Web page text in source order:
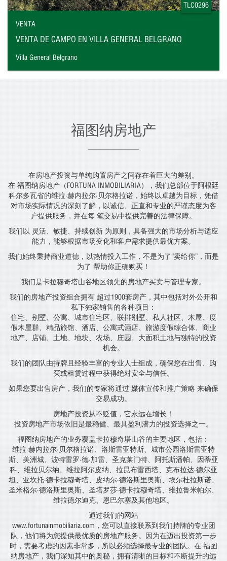
TLC0296
VENTA
VENTA DE CAMPO EN VILLA GENERAL BELGRANO
Villa General Belgrano
福图纳房地产
在房地产投资与单纯购置房产之间存在着巨大的差别。
在 福图纳房地产（FORTUNA INMOBILIARIA），我们总部位于阿根廷
科尔多瓦省的维拉·赫内拉尔·贝尔格拉诺，始终以卓越为目标，凭借
对市场实际情况的深刻了解，以诚信、正直和专业的严谨态度为客
户提供服务，并在每 笔交易中提供完善的法律保障。
我们以 灵活、敏捷、持续创新 为原则，具备强大的市场分析与适应
能力，能够根据市场变化和客户需求提供最优方案。
我们始终秉持商业道德，以热情投入工作，不是为了“卖给你”，而是
为了 帮助你正确购买！
我们是卡拉穆奇塔山谷地区领先的房地产买卖与管理专家。
我们的房地产投资组合拥有 超过1900套房产，其中包括对外公开和
私下独家销售的各种项目：
住宅、别墅、公寓、城市住宅区、联排别墅、私人社区、木屋、度
假木屋群、精品旅馆、酒店、公寓式酒店、旅游度假综合体、商业
地产、店铺、土地、地块、农场、庄园、大面积土地与独特的投资
机会。
我们的团队由持牌且经验丰富的专业人士组成，确保您在出售、购
买或租赁过程中获得绝对安全与信任。
如果您要出售房产，我们的专家将通过 媒体宣传和推广策略 来确保
交易成功。
房地产投资从不贬值，它永远在增长！
投资房地产市场依旧是最稳健、最具盈利潜力的投资选择之一。
福图纳房地产的业务覆盖卡拉穆奇塔山谷的主要地区，包括：
维拉·赫内拉尔·贝尔格拉诺、洛斯雷亚特斯、城市公园洛斯雷亚特
斯、美洲城、波特雷罗·德·加雷、圣克莱门特、阿托斯潘帕、因蒂亚
科、维拉贝尔纳、维拉阿尔皮纳、拉昆布雷西塔、克布拉达·德尔亚
坦、亚坎托·德卡拉穆奇塔、皮纳尔·德洛斯里奥斯、埃尔杜拉斯诺、
圣米格尔·德洛斯里奥斯、圣塔罗莎·德卡拉穆奇塔、维拉鲁米帕尔、
维拉德尔迪克、恩巴尔塞及其他地区。
通过我们的网站
www.fortunainmobiliaria.com，您可以直接联系到我们持牌的专业团
队，他们将为您提供最优质的房地产服务。因为在迈出投资第一步
时，需要考虑的因素非常多，所以必须选择最专业的团队。在 福图
纳房地产，我们深知其中的奥秘，拥有清晰的目标和不断提升的远